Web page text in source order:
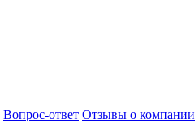
Вопрос-ответ Отзывы о компании